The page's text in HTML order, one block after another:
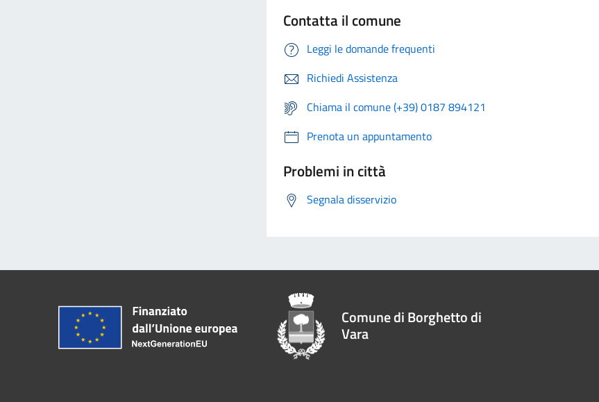
Contatta il comune
Leggi le domande frequenti
Richiedi Assistenza
Chiama il comune (+39) 0187 894121
Prenota un appuntamento
Problemi in città
Segnala disservizio
Comune di Borghetto di
Vara